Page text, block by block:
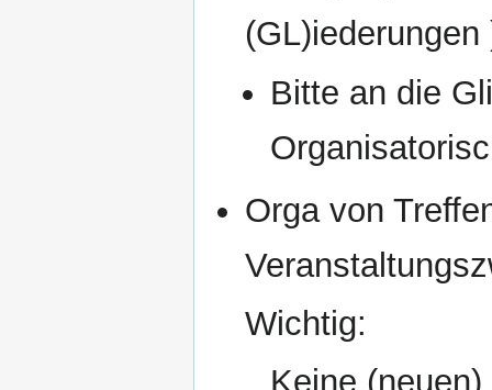
(GL)iederungen
Bitte an die
Orga von
Wichtig:
Keine